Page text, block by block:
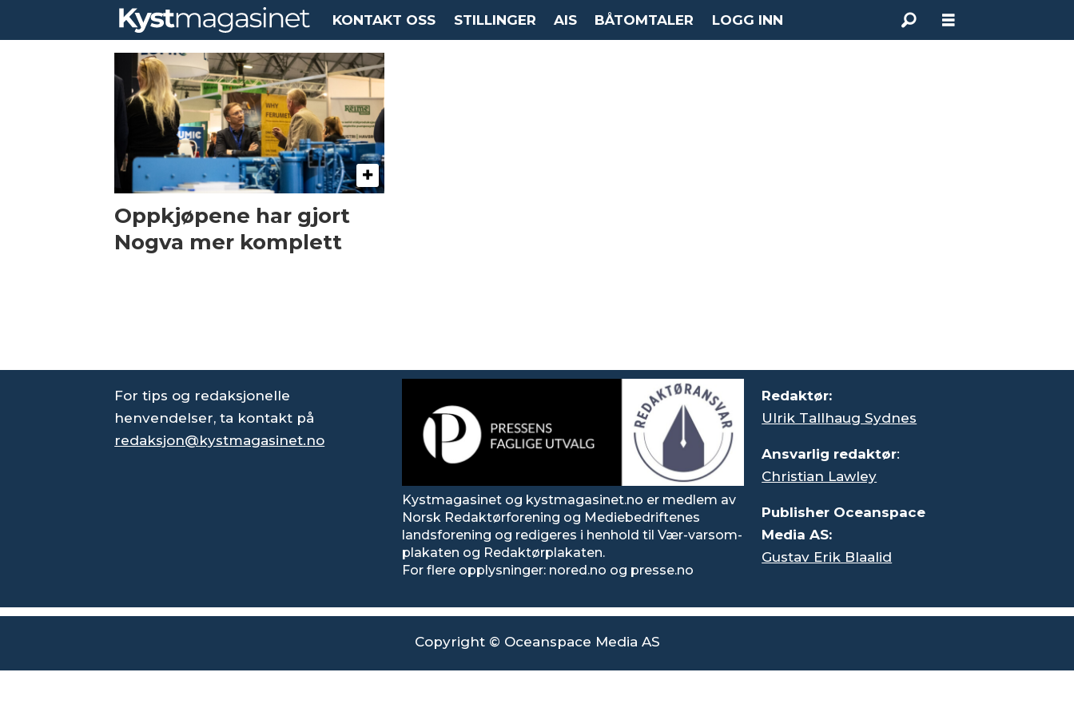
KONTAKT OSS STILLINGER AIS BÅTOMTALER LOGG INN
propulsionOppkjøpene har gjort
Nogva mer komplett
For tips og redaksjonelle
henvendelser, ta kontakt på
redaksjon@kystmagasinet.no
Kystmagasinet og kystmagasinet.no er medlem av
Norsk Redaktørforening og Mediebedriftenes
landsforening og redigeres i henhold til Vær-varsom-
plakaten og Redaktørplakaten.
For flere opplysninger: nored.no og presse.no
Redaktør:
Ulrik Tallhaug Sydnes
Ansvarlig redaktør:
Christian Lawley
Publisher Oceanspace
Media AS:
Gustav Erik Blaalid
Copyright © Oceanspace Media AS